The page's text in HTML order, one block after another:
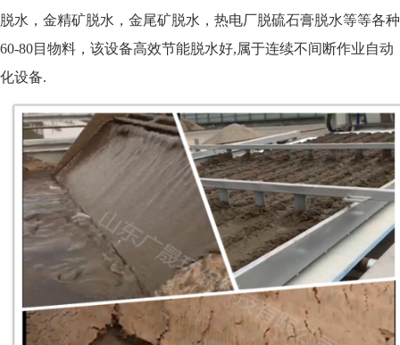
脱水，金精矿脱水，金尾矿脱水，热电厂脱硫石膏脱水等等各种
60-80目物料，该设备高效节能脱水好,属于连续不间断作业自动
化设备.